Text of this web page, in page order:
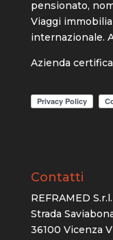
pensionato,
Viaggi
internazionale.
Azienda
Contatti
REFRAMED S.r.l.
Strada
36100 Vicenza